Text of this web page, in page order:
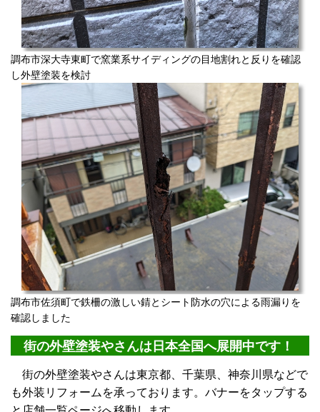
調布市深大寺東町で窯業系サイディングの目地割れと反りを確認
し外壁塗装を検討
調布市佐須町で鉄柵の激しい錆とシート防水の穴による雨漏りを
確認しました
街の外壁塗装やさんは日本全国へ展開中です！
街の外壁塗装やさんは東京都、千葉県、神奈川県などで
も外装リフォームを承っております。バナーをタップする